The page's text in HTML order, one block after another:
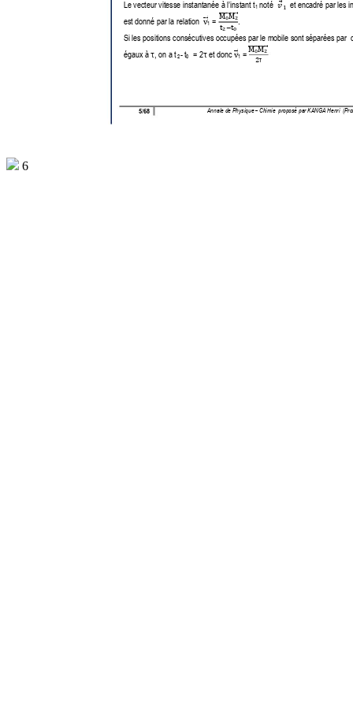
5/68 Annale de Physique – Chimie proposé par KANGA Henri
Le vecteur vitesse instantanée à l’instant t1 noté 
 
et encadré par les
est donné par la relation 
1 =



.
Si les positions consécutives occupées par le mobile sont séparées par
égaux à τ, on a t 2 - t0
  = 2
τ et donc 
1 =


τ
6